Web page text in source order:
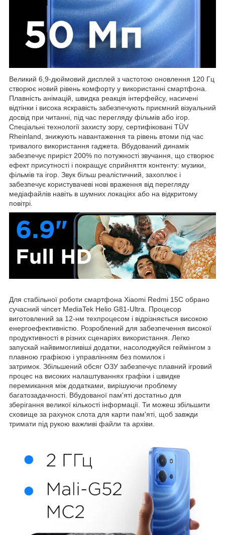
Великий 6,9-дюймовий дисплей з частотою оновлення 120 Гц
створює новий рівень комфорту у використанні смартфона.
Плавність анімацій, швидка реакція інтерфейсу, насичені
відтінки і висока яскравість забезпечують приємний візуальний
досвід при читанні, під час перегляду фільмів або ігор.
Спеціальні технології захисту зору, сертифіковані TÜV
Rheinland, знижують навантаження та рівень втоми під час
тривалого використання гаджета. Вбудований динамік
забезпечує приріст 200% по потужності звучання, що створює
ефект присутності і покращує сприйняття контенту: музики,
фільмів та ігор. Звук більш реалістичний, захоплює і
забезпечує користувачеві нові враження від перегляду
медіафайлів навіть в шумних локаціях або на відкритому
повітрі.
Для стабільної роботи смартфона Xiaomi Redmi 15C обрано
сучасний чіпсет MediaTek Helio G81-Ultra. Процесор
виготовлений за 12-нм техпроцесом і відрізняється високою
енергоефективністю. Розроблений для забезпечення високої
продуктивності в різних сценаріях використання. Легко
запускай найвимогливіші додатки, насолоджуйся геймінгом з
плавною графікою і управлінням без помилок і
затримок. Збільшений обсяг ОЗУ забезпечує плавний ігровий
процес на високих налаштуваннях графіки і швидке
перемикання між додатками, вирішуючи проблему
багатозадачності. Вбудованої пам'яті достатньо для
зберігання великої кількості інформації. Ти можеш збільшити
сховище за рахунок слота для карти пам'яті, щоб завжди
тримати під рукою важливі файли та архіви.